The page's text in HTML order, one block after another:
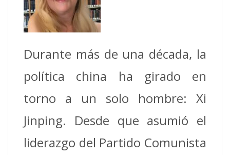
Durante más de una década, la
política china ha girado en
torno a un solo hombre: Xi
Jinping. Desde que asumió el
liderazgo del Partido Comunista